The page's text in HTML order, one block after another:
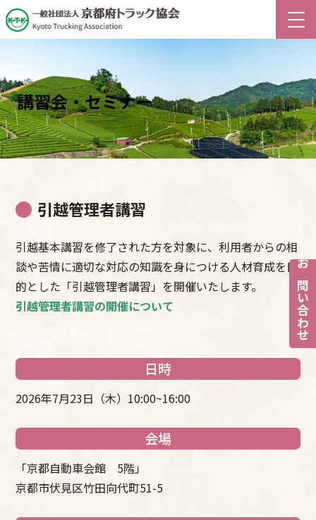
お問い合わせ
講習会・セミナー
引越管理者講習
引越基本講習を修了された方を対象に、利用者からの相
談や苦情に適切な対応の知識を身につける人材育成を目
的とした「引越管理者講習」を開催いたします。
引越管理者講習の開催について
日時
2026年7月23日（木）10:00~16:00
会場
「京都自動車会館 5階」
京都市伏見区竹田向代町51-5